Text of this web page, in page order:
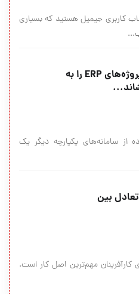
کاربری جیمیل هستید که بسیاری
10 عاملی‌ که پروژه‌های ERP را به
از سامانه‌های یکپارچه دیگر یک
بین
کارآفرینان مهم‌ترین اصل کار است.